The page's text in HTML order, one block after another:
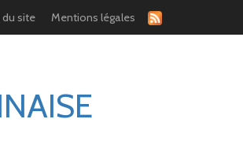
du site Mentions légales